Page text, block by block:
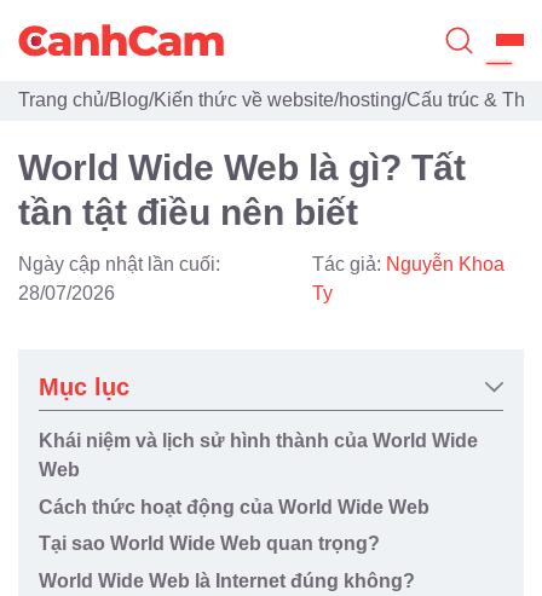
Trang Chủ
Giới Thiệu
Thiết Kế Website
Đã Thiết Kế
Quy Trình
Blog
Trang chủ/Blog/Kiến thức về website/hosting/Cấu trúc &
World Wide Web là gì? Tất
tần tật điều nên biết
Ngày cập nhật lần cuối:
28/07/2026
Tác giả: Nguyễn Khoa
Ty
Mục lục
Khái niệm và lịch sử hình thành của World Wide
Web
Cách thức hoạt động của World Wide Web
Tại sao World Wide Web quan trọng?
World Wide Web là Internet đúng không?